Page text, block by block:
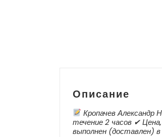
Описание
Кропачев Александр
течение 2 часов ✔
выполнен (доставлен) в